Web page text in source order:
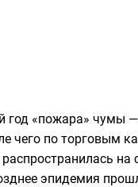
год «пожара» чумы
чего по торговым
распространилась
эпидемия